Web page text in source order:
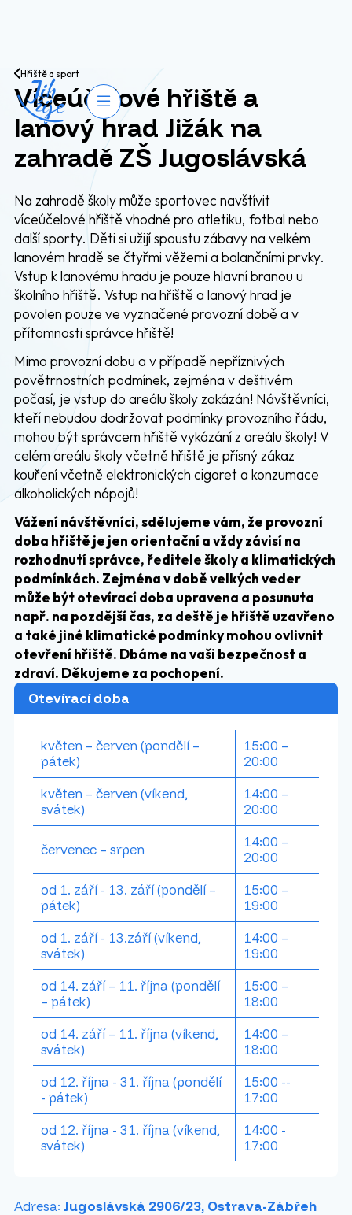
Přejít na obsah
Otevřít navigaci
Hřiště a sport
Víceúčelové hřiště a
lanový hrad Jižák na
zahradě ZŠ Jugoslávská
Na zahradě školy může sportovec navštívit
víceúčelové hřiště vhodné pro atletiku, fotbal nebo
další sporty. Děti si užijí spoustu zábavy na velkém
lanovém hradě se čtyřmi věžemi a balančními prvky.
Vstup k lanovému hradu je pouze hlavní branou u
školního hřiště. Vstup na hřiště a lanový hrad je
povolen pouze ve vyznačené provozní době a v
přítomnosti správce hřiště!
Mimo provozní dobu a v případě nepříznivých
povětrnostních podmínek, zejména v deštivém
počasí, je vstup do areálu školy zakázán! Návštěvníci,
kteří nebudou dodržovat podmínky provozního řádu,
mohou být správcem hřiště vykázání z areálu školy! V
celém areálu školy včetně hřiště je přísný zákaz
kouření včetně elektronických cigaret a konzumace
alkoholických nápojů!
Vážení návštěvníci, sdělujeme vám, že provozní
doba hřiště je jen orientační a vždy závisí na
rozhodnutí správce, ředitele školy a klimatických
podmínkách. Zejména v době velkých veder
může být otevírací doba upravena a posunuta
např. na pozdější čas, za deště je hřiště uzavřeno
a také jiné klimatické podmínky mohou ovlivnit
otevření hřiště. Dbáme na vaši bezpečnost a
zdraví. Děkujeme za pochopení.
Otevírací doba
květen – červen (pondělí –
pátek)
15:00 –
20:00
květen – červen (víkend,
svátek)
14:00 –⁠⁠⁠⁠⁠⁠
20:00
červenec – srpen
14:00 –
20:00
od 1. září - 13. září (pondělí –
pátek)
15:00 –⁠⁠⁠⁠⁠⁠
19:00
od 1. září - 13.září (víkend,
svátek)
14:00 –
19:00
od 14. září – 11. října (pondělí
– pátek)
15:00 –
18:00
od 14. září – 11. října (víkend,
svátek)
14:00 –⁠⁠⁠⁠⁠⁠
18:00
od 12. října - 31. října (pondělí
- pátek)
15:00 --
17:00
od 12. října - 31. října (víkend,
svátek)
14:00 -
17:00
Adresa: Jugoslávská 2906/23, Ostrava-Zábřeh